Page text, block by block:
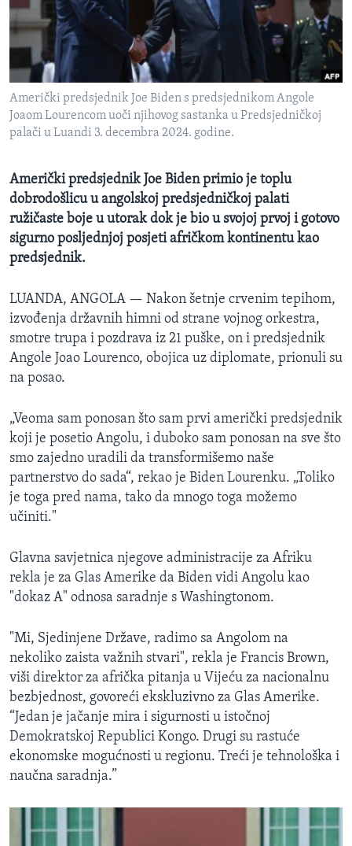
MAGAZIN
O GLASU AMERIKE
Learning English
PRATITE NAS
Jezici
Američki predsjednik Joe Biden s predsjednikom Angole
Joaom Lourencom uoči njihovog sastanka u Predsjedničkoj
palači u Luandi 3. decembra 2024. godine.
Američki predsjednik Joe Biden primio je toplu
dobrodošlicu u angolskoj predsjedničkoj palati
ružičaste boje u utorak dok je bio u svojoj prvoj i gotovo
sigurno posljednjoj posjeti afričkom kontinentu kao
predsjednik.
LUANDA, ANGOLA — Nakon šetnje crvenim tepihom,
izvođenja državnih himni od strane vojnog orkestra,
smotre trupa i pozdrava iz 21 puške, on i predsjednik
Angole Joao Lourenco, obojica uz diplomate, prionuli su
na posao.
„Veoma sam ponosan što sam prvi američki predsjednik
koji je posetio Angolu, i duboko sam ponosan na sve što
smo zajedno uradili da transformišemo naše
partnerstvo do sada“, rekao je Biden Lourenku. „Toliko
je toga pred nama, tako da mnogo toga možemo
učiniti."
Glavna savjetnica njegove administracije za Afriku
rekla je za Glas Amerike da Biden vidi Angolu kao
"dokaz A" odnosa saradnje s Washingtonom.
"Mi, Sjedinjene Države, radimo sa Angolom na
nekoliko zaista važnih stvari", rekla je Francis Brown,
viši direktor za afrička pitanja u Vijeću za nacionalnu
bezbjednost, govoreći ekskluzivno za Glas Amerike.
“Jedan je jačanje mira i sigurnosti u istočnoj
Demokratskoj Republici Kongo. Drugi su rastuće
ekonomske mogućnosti u regionu. Treći je tehnološka i
naučna saradnja.”